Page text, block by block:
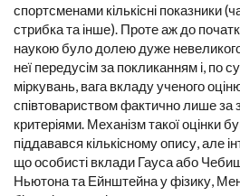
спортсменами кількісні показники
стрибка та інше). Проте аж до
наукою було долею дуже
неї передусім за покликанням і, по
міркувань, вага вкладу ученого
співтовариством фактично лише за
критеріями. Механізм такої оцінки
піддавався кількісному опису, але
що особисті вклади Гауса або
Ньютона та Ейнштейна у фізику,